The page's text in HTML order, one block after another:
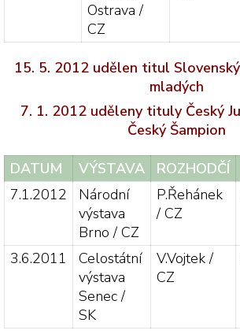
Ostrava /
CZ
15. 5. 2012 udělen titul
mladých
7. 1. 2012 uděleny tituly Český
Český Šampion
DATUM VÝSTAVA ROZHODČÍ
7.1.2012
Národní
výstava
Brno / CZ
P.Řehánek
/ CZ
3.6.2011
Celostátní
výstava
Senec /
SK
V.Vojtek /
CZ